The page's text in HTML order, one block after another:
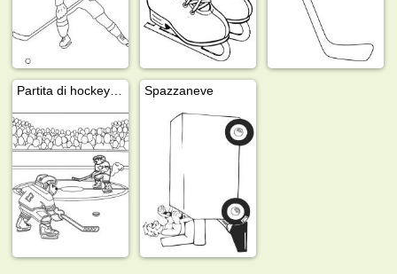
Spazzaneve